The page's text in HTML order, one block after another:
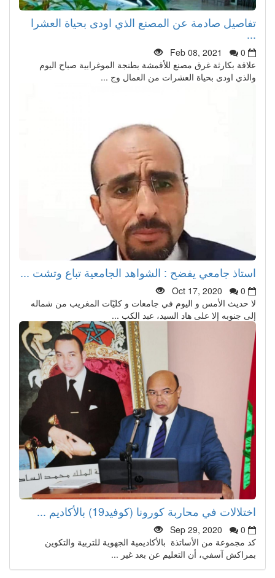
تفاصيل صادمة عن المصنع الذي اودى بحياة العشرا
...
Feb 08, 2021
0
علاقة بكارثة غرق مصنع للأقمشة بطنجة الموغرابية صباح اليوم
والذي اودى بحياة العشرات من العمال وج ...
استاذ جامعي يفضح : الشواهد الجامعية تباع وتشت ...
Oct 17, 2020
0
لا حديث الأمس و اليوم في جامعات و كليّات المغريب من شماله
إلى جنوبه إلا على هاد السيد، عبد الكب ...
اختلالات في محاربة كورونا (كوفيد19) بالأكاديم ...
Sep 29, 2020
0
كد مجموعة من الأساتذة بالأكاديمية الجهوية للتربية والتكوين
بمراكش آسفي، أن التعليم عن بعد غير ...